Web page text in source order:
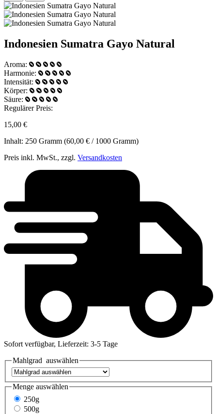
Indonesien Sumatra Gayo Natural
Aroma:
Harmonie:
Intensität:
Körper:
Säure:
Regulärer Preis:
15,00 €
Inhalt: 250 Gramm (60,00 € / 1000 Gramm)
Preis inkl. MwSt., zzgl. Versandkosten
Sofort verfügbar, Lieferzeit: 3-5 Tage
Mahlgrad auswählen
Menge auswählen
250g
500g